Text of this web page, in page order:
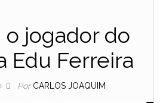
o jogador do
Edu Ferreira
Por CARLOS JOAQUIM